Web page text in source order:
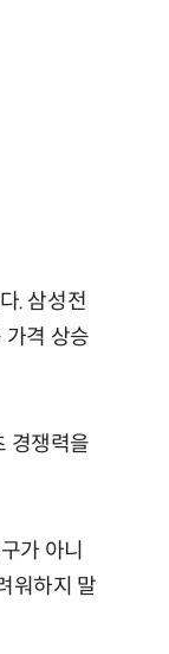
. 삼성전
격 상승
경쟁력을
가 아니
워하지 말